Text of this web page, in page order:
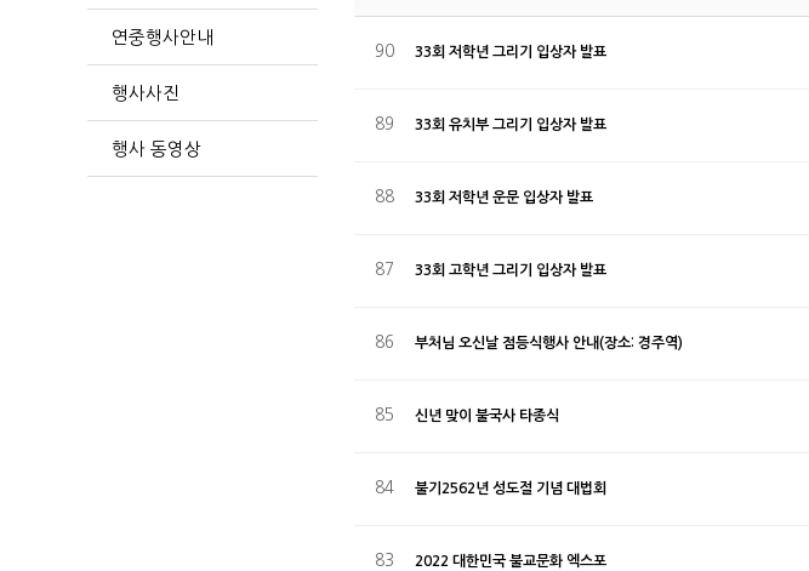
연중행사안내
행사사진
행사 동영상
90 33회 저학년 그리기 입상자 발표
89 33회 유치부 그리기 입상자 발표
88 33회 저학년 운문 입상자 발표
87 33회 고학년 그리기 입상자 발표
86 부처님 오신날 점등식행사 안내(장소: 경주역)
85 신년 맞이 불국사 타종식
84 불기2562년 성도절 기념 대법회
83 2022 대한민국 불교문화 엑스포